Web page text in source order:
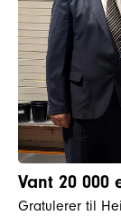
Vant 20 000
Gratulerer til